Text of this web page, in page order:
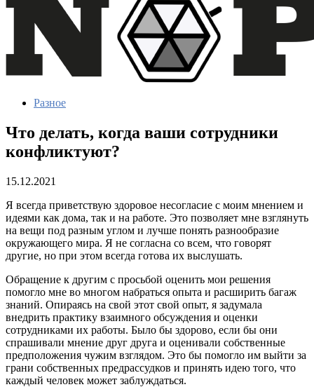
Разное
Что делать, когда ваши сотрудники
конфликтуют?
15.12.2021
Я всегда приветствую здоровое несогласие с моим мнением и
идеями как дома, так и на работе. Это позволяет мне взглянуть
на вещи под разным углом и лучше понять разнообразие
окружающего мира. Я не согласна со всем, что говорят
другие, но при этом всегда готова их выслушать.
Обращение к другим с просьбой оценить мои решения
помогло мне во многом набраться опыта и расширить багаж
знаний. Опираясь на свой этот свой опыт, я задумала
внедрить практику взаимного обсуждения и оценки
сотрудниками их работы. Было бы здорово, если бы они
спрашивали мнение друг друга и оценивали собственные
предположения чужим взглядом. Это бы помогло им выйти за
грани собственных предрассудков и принять идею того, что
каждый человек может заблуждаться.